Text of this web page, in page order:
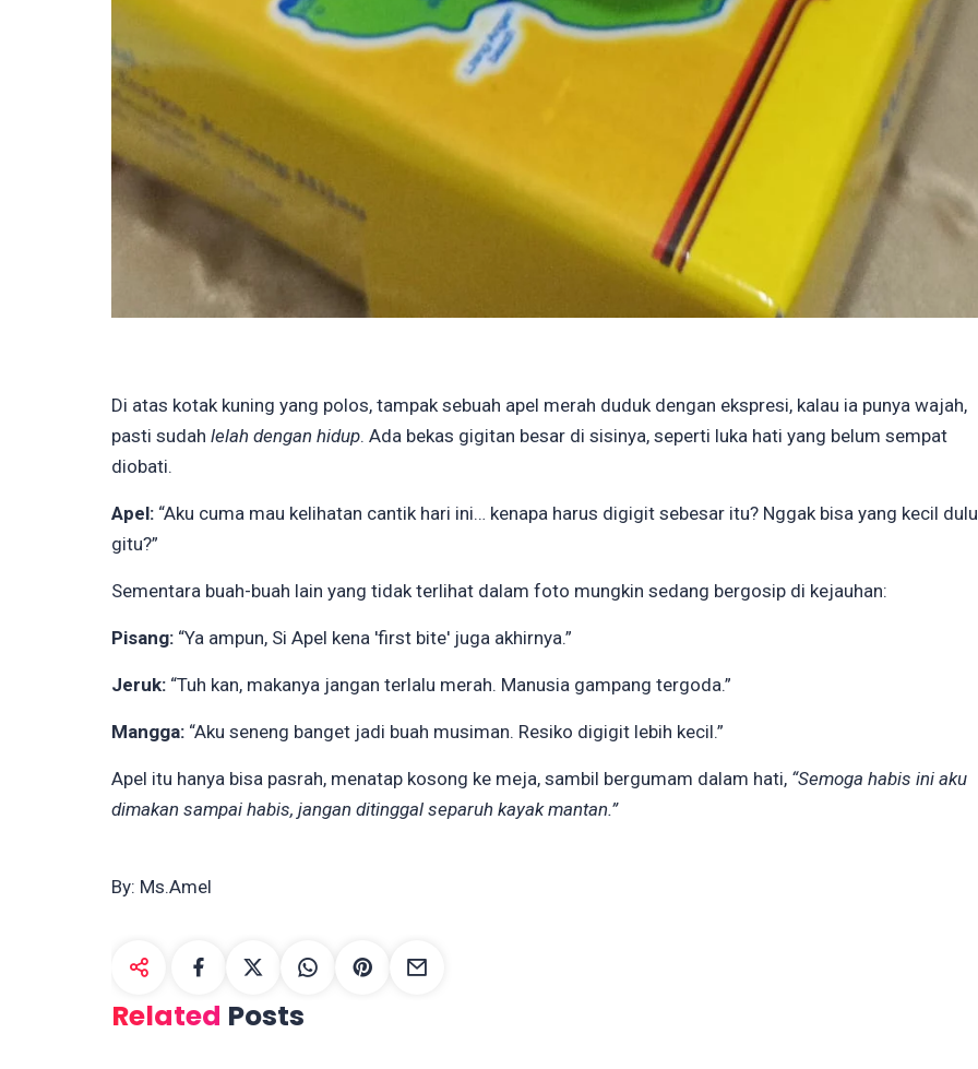
Di atas kotak kuning yang polos, tampak sebuah apel merah duduk dengan ekspresi, kalau ia punya wajah,
pasti sudah lelah dengan hidup. Ada bekas gigitan besar di sisinya, seperti luka hati yang belum sempat
diobati.
Apel: “Aku cuma mau kelihatan cantik hari ini… kenapa harus digigit sebesar itu? Nggak bisa yang kecil dulu
gitu?”
Sementara buah-buah lain yang tidak terlihat dalam foto mungkin sedang bergosip di kejauhan:
Pisang: “Ya ampun, Si Apel kena 'first bite' juga akhirnya.”
Jeruk: “Tuh kan, makanya jangan terlalu merah. Manusia gampang tergoda.”
Mangga: “Aku seneng banget jadi buah musiman. Resiko digigit lebih kecil.”
Apel itu hanya bisa pasrah, menatap kosong ke meja, sambil bergumam dalam hati, “Semoga habis ini aku
dimakan sampai habis, jangan ditinggal separuh kayak mantan.”
By: Ms.Amel
Related Posts